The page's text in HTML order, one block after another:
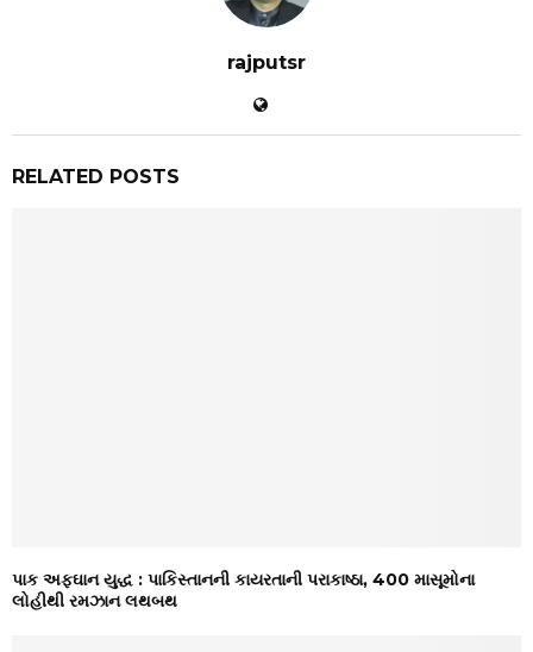
rajputsr
RELATED POSTS
પાક અફઘાન યુદ્ધ : પાકિસ્તાનની કાયરતાની પરાકાષ્ઠા, 400 માસૂમોના
લોહીથી રમઝાન લથબથ